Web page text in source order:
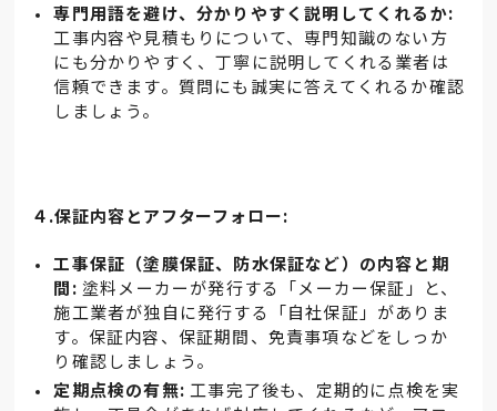
専門用語を避け、分かりやすく説明してくれるか:
工事内容や見積もりについて、専門知識のない方
にも分かりやすく、丁寧に説明してくれる業者は
信頼できます。質問にも誠実に答えてくれるか確認
しましょう。
４.保証内容とアフターフォロー:
工事保証（塗膜保証、防水保証など）の内容と期
間: 塗料メーカーが発行する「メーカー保証」と、
施工業者が独自に発行する「自社保証」がありま
す。保証内容、保証期間、免責事項などをしっか
り確認しましょう。
定期点検の有無: 工事完了後も、定期的に点検を実